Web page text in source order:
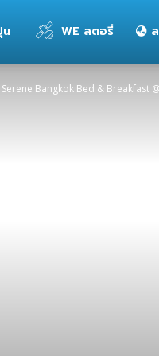
น WE สตอรี่
Serene Bangkok Bed &